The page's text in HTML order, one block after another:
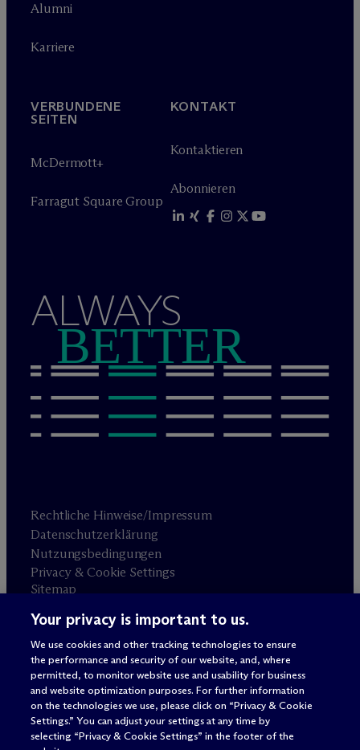
Alumni
Karriere
VERBUNDENE
SEITEN
McDermott+
Farragut Square Group
KONTAKT
Kontaktieren
Abonnieren
ALWAYS
BETTER
Rechtliche Hinweise/Impressum
Datenschutzerklärung
Nutzungsbedingungen
Privacy & Cookie Settings
Sitemap
Anwaltswerbung © 2026 M Dermott Will & Schulte
Your privacy is important to us.
We use cookies and other tracking technologies to ensure
the performance and security of our website, and, where
permitted, to monitor website use and usability for business
and website optimization purposes. For further information
on the technologies we use, please click on “Privacy & Cookie
Settings.” You can adjust your settings at any time by
selecting “Privacy & Cookie Settings” in the footer of the